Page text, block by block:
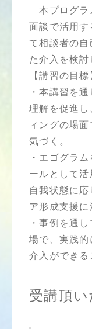
本プログラ
面談で活用す
て相談者の
た介入を検討
【講習の目標
・本講習を
理解を促進し
ィングの場
気づく。
・エゴグラ
ールとして活
自我状態に
ア形成支援に
・事例を通
場で、実践的
介入ができる
受講頂